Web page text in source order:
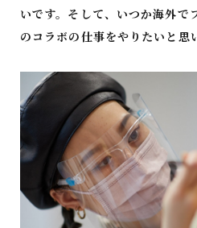
いです。そして、いつか海外で
のコラボの仕事をやりたいと思